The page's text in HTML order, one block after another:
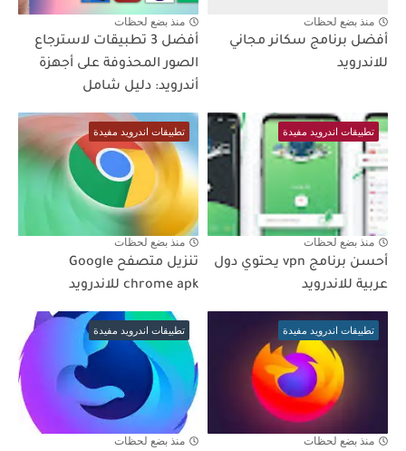
منذ بضع لحظات
أفضل برنامج سكانر مجاني
للاندرويد
منذ بضع لحظات
أفضل 3 تطبيقات لاسترجاع
الصور المحذوفة على أجهزة
أندرويد: دليل شامل
تطبيقات اندرويد مفيدة
منذ بضع لحظات
أحسن برنامج vpn يحتوي دول
عربية للاندرويد
تطبيقات اندرويد مفيدة
منذ بضع لحظات
تنزيل متصفح Google
chrome apk للاندرويد
تطبيقات اندرويد مفيدة
منذ بضع لحظات
تطبيقات اندرويد مفيدة
منذ بضع لحظات